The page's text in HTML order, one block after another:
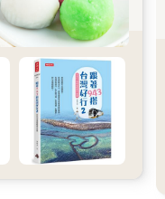
不到幾家大型的連鎖書
街頭巷尾的書店都是小
市場或
及書店，請到Pro-
與Café Tasso 有